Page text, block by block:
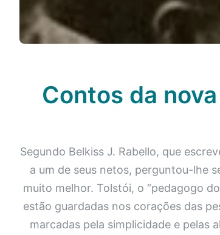
Contos da
Segundo Belkiss J. Rabello, que
a um de seus netos, perguntou-lhe
muito melhor. Tolstói, o “pedagogo
estão guardadas nos corações das
marcadas pela simplicidade e pelas